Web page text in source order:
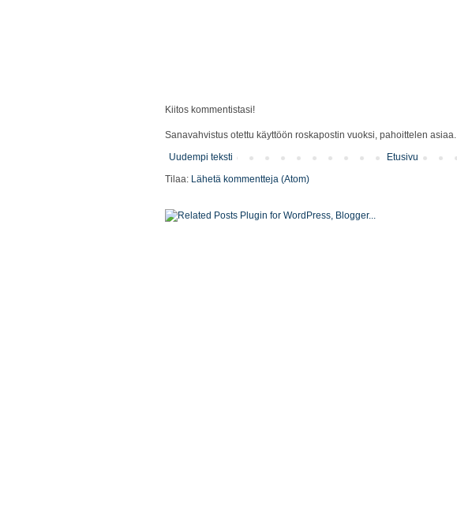
Kiitos kommentistasi!
Sanavahvistus otettu käyttöön roskapostin vuoksi, pahoittelen asiaa.
Uudempi teksti
Etusivu
Tilaa: Lähetä kommentteja (Atom)